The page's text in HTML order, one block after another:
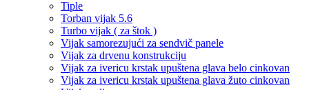
Tiple
Torban vijak 5.6
Turbo vijak ( za štok )
Vijak samorezujući za sendvič panele
Vijak za drvenu konstrukciju
Vijak za ivericu krstak upuštena glava belo cinkovan
Vijak za ivericu krstak upuštena glava žuto cinkovan